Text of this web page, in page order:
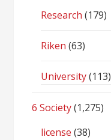
Research (179)
Riken (63)
University(113)
6 Society(1,275)
license (38)